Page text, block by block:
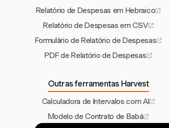
Relatório de Despesas em Hebraico
Relatório de Despesas em CSV
Formulário de Relatório de Despesas
PDF de Relatório de Despesas
Outras ferramentas Harvest
Calculadora de Intervalos com AI
Modelo de Contrato de Babá